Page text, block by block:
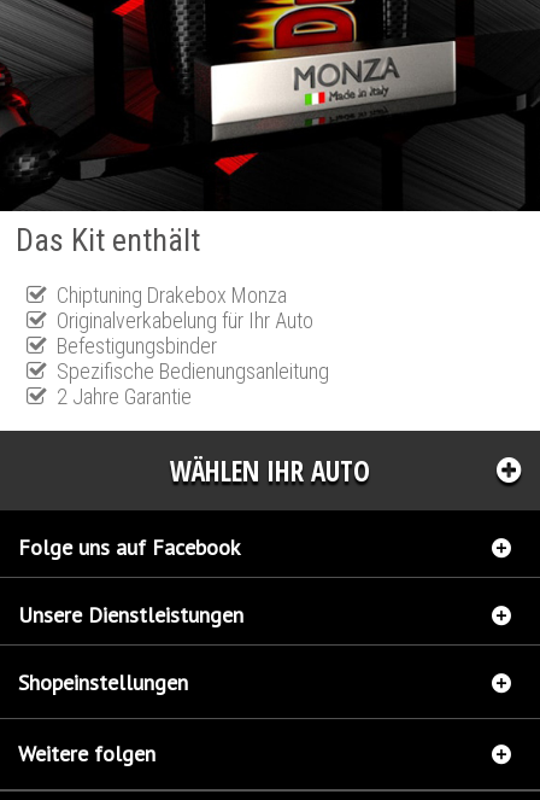
Das Kit enthält
Chiptuning Drakebox Monza
Originalverkabelung für Ihr Auto
Befestigungsbinder
Spezifische Bedienungsanleitung
2 Jahre Garantie
WÄHLEN IHR AUTO
Folge uns auf Facebook
Unsere Dienstleistungen
Shopeinstellungen
Weitere folgen